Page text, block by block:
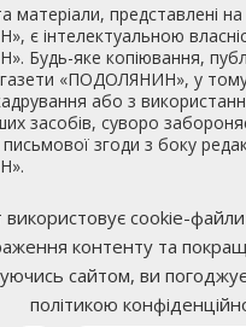
матеріали, представлені на
є інтелектуальною
Будь-яке копіювання,
газети «ПОДОЛЯНИН», у
або з
засобів, суворо
згоди з боку
Mixfon Studio
cookie-
контенту та
сайтом, ви
політикою